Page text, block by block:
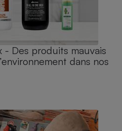
- Des produits mauvais
dans nos